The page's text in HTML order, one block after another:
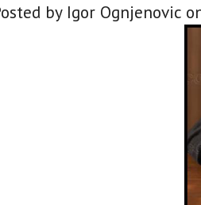
by Igor Ognjenovic